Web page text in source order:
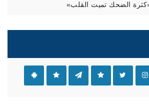
الضحك تميت القلب»